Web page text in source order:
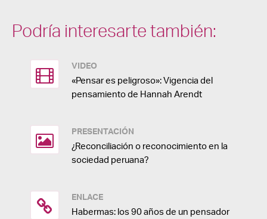
Podría interesarte también:
VIDEO
«Pensar es peligroso»: Vigencia del
pensamiento de Hannah Arendt
PRESENTACIÓN
¿Reconciliación o reconocimiento en la
sociedad peruana?
ENLACE
Habermas: los 90 años de un pensador